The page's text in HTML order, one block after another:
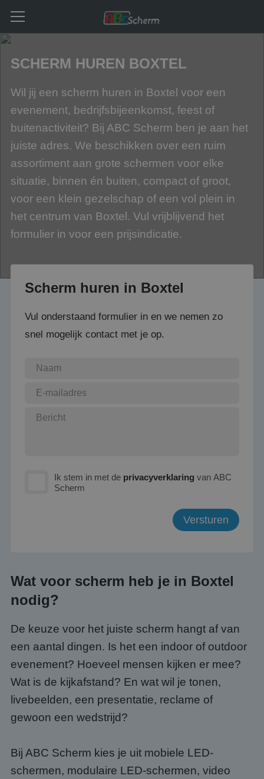
SCHERM HUREN BOXTEL
Wil jij een scherm huren in Boxtel voor een
evenement, bedrijfsbijeenkomst, feest of
buitenactiviteit? Bij ABC Scherm ben je aan het
juiste adres. We beschikken over een ruim
assortiment aan grote schermen voor elke
situatie, binnen én buiten, compact of groot,
voor een klein gezelschap of een vol plein in
het centrum van Boxtel. Vul vrijblijvend het
formulier in voor een prijsindicatie.
Scherm huren in Boxtel
Vul onderstaand formulier in en we nemen zo
snel mogelijk contact met je op.
Ik stem in met de privacyverklaring van ABC
Scherm
Wat voor scherm heb je in Boxtel
nodig?
De keuze voor het juiste scherm hangt af van
een aantal dingen. Is het een indoor of outdoor
evenement? Hoeveel mensen kijken er mee?
Wat is de kijkafstand? En wat wil je tonen,
livebeelden, een presentatie, reclame of
gewoon een wedstrijd?
Bij ABC Scherm kies je uit mobiele LED-
schermen, modulaire LED-schermen, video